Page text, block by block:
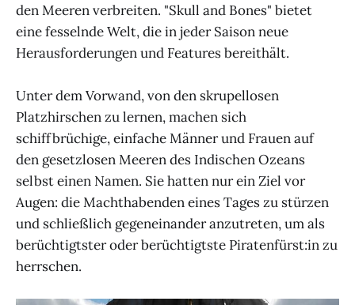
den Meeren verbreiten. "Skull and Bones" bietet
eine fesselnde Welt, die in jeder Saison neue
Herausforderungen und Features bereithält.
Unter dem Vorwand, von den skrupellosen
Platzhirschen zu lernen, machen sich
schiffbrüchige, einfache Männer und Frauen auf
den gesetzlosen Meeren des Indischen Ozeans
selbst einen Namen. Sie hatten nur ein Ziel vor
Augen: die Machthabenden eines Tages zu stürzen
und schließlich gegeneinander anzutreten, um als
berüchtigtster oder berüchtigtste Piratenfürst:in zu
herrschen.